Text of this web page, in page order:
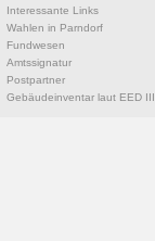
Interessante Links
Wahlen in Parndorf
Fundwesen
Amtssignatur
Postpartner
Gebäudeinventar laut EED III